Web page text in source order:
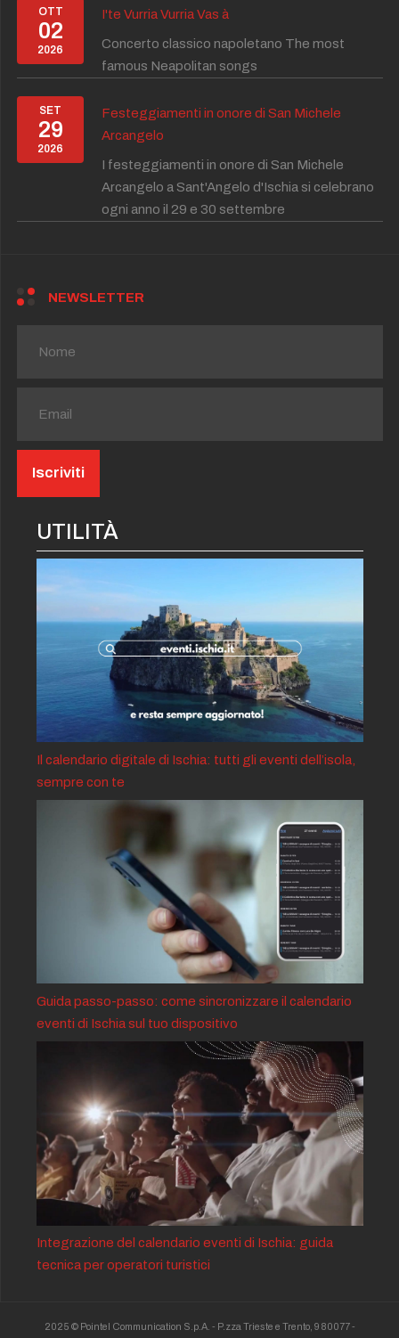
OTT
02
2026
I'te Vurria Vurria Vas à
Concerto classico napoletano The most
famous Neapolitan songs
SET
29
2026
Festeggiamenti in onore di San Michele
Arcangelo
I festeggiamenti in onore di San Michele
Arcangelo a Sant'Angelo d'Ischia si celebrano
ogni anno il 29 e 30 settembre
NEWSLETTER
UTILITÀ
Il calendario digitale di Ischia: tutti gli eventi dell’isola,
sempre con te
Guida passo-passo: come sincronizzare il calendario
eventi di Ischia sul tuo dispositivo
Integrazione del calendario eventi di Ischia: guida
tecnica per operatori turistici
2025 © Pointel Communication S.p.A. - P.zza Trieste e Trento, 9 80077 -